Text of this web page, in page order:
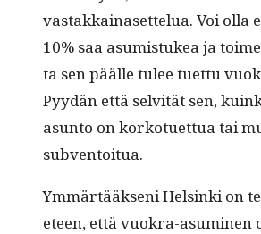
vas­takkainaset­telua. Voi olla
10% saa asum­is­tukea ja
ta sen päälle tulee tuet­tu
Pyy­dän että selvität sen,
asun­to on korkotuet­tua tai
subventoitua.
Ymmärtääk­seni Helsin­ki on
eteen, että vuokra-asum­i­nen